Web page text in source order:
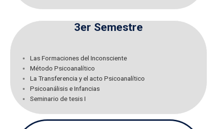
3er Semestre
Las Formaciones del Inconsciente
Método Psicoanalítico
La Transferencia y el acto Psicoanalítico
Psicoanálisis e Infancias
Seminario de tesis I